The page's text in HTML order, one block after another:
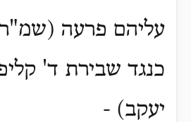
עליהם פרעה
כנגד שבירת ד'
יעקב) -